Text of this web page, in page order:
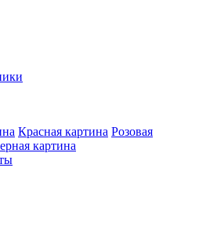
Красная картина Розовая
картина